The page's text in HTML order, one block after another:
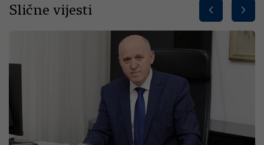
Slične vijesti